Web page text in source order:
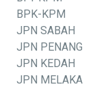
BPK-KPM
JPN SABAH
JPN PENANG
JPN KEDAH
JPN MELAKA